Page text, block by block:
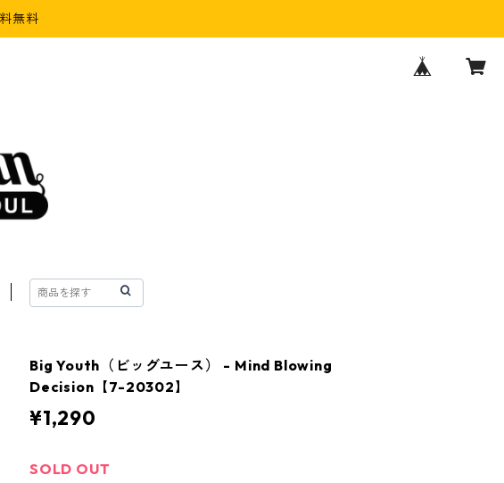
無料
Big Youth（ビッグユース） - Mind Blowing
Decision【7-20302】
¥1,290
SOLD OUT